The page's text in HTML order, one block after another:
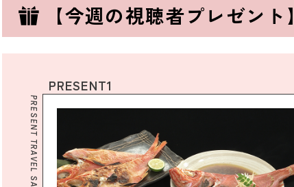
【今週の視聴者プレゼント】
PRESENT TRAVEL SALAD
PRESENT1